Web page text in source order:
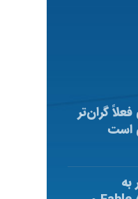
گران‌تر
است
به